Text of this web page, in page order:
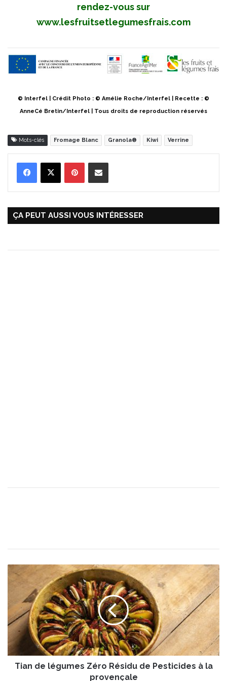
rendez-vous sur
www.lesfruitsetlegumesfrais.com
© Interfel | Crédit Photo : © Amélie Roche/Interfel | Recette : ©
AnneCé Bretin/Interfel | Tous droits de reproduction réservés
Mots-clés Fromage Blanc Granola® Kiwi Verrine
ÇA PEUT AUSSI VOUS INTÉRESSER
e
é
g
Tian de légumes Zéro Résidu de Pesticides à la
provençale